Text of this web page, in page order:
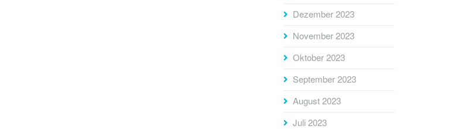
Dezember 2023
November 2023
Oktober 2023
September 2023
August 2023
Juli 2023